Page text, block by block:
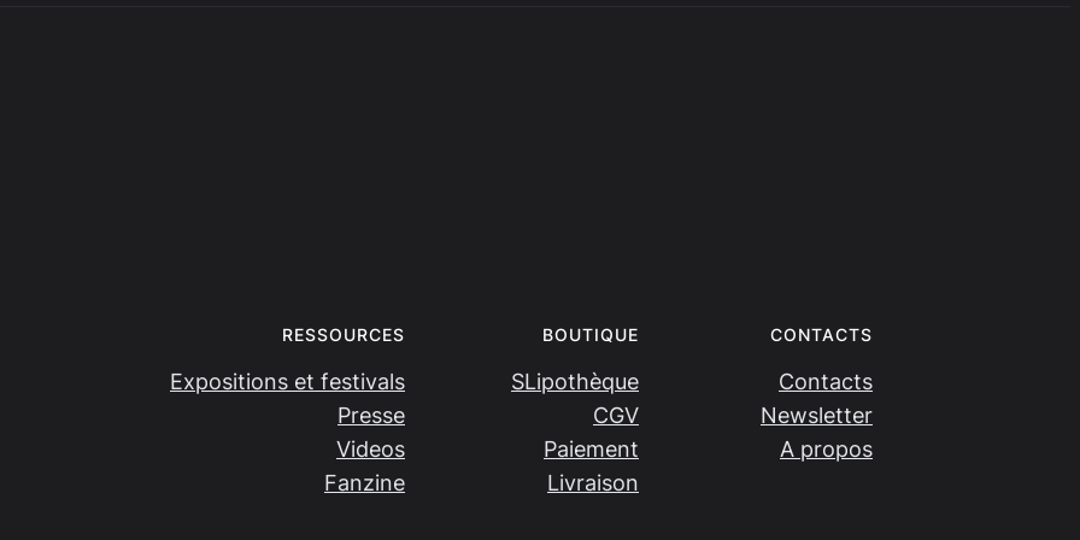
RESSOURCES
Expositions et festivals
Presse
Videos
Fanzine
BOUTIQUE
SLipothèque
CGV
Paiement
Livraison
CONTACTS
Contacts
Newsletter
A propos